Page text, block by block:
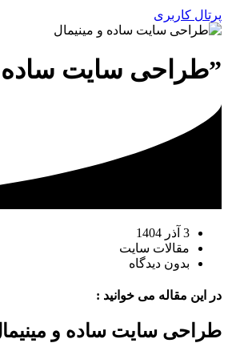
پرتال کاربری
”طراحی سایت ساده
3 آذر 1404
مقالات سایت
بدون دیدگاه
در این مقاله می خوانید :
طراحی سایت ساده و